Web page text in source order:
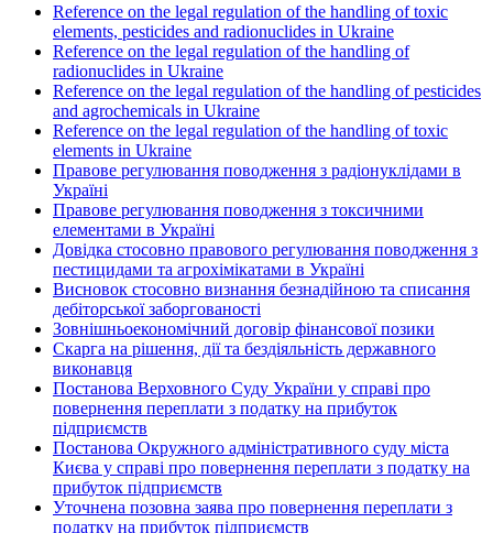
Reference on the legal regulation of the handling of toxic
elements, pesticides and radionuclides in Ukraine
Reference on the legal regulation of the handling of
radionuclides in Ukraine
Reference on the legal regulation of the handling of pesticides
and agrochemicals in Ukraine
Reference on the legal regulation of the handling of toxic
elements in Ukraine
Правове регулювання поводження з радіонуклідами в
Україні
Правове регулювання поводження з токсичними
елементами в Україні
Довідка стосовно правового регулювання поводження з
пестицидами та агрохімікатами в Україні
Висновок стосовно визнання безнадійною та списання
дебіторської заборгованості
Зовнішньоекономічний договір фінансової позики
Скарга на рішення, дії та бездіяльність державного
виконавця
Постанова Верховного Суду України у справі про
повернення переплати з податку на прибуток
підприємств
Постанова Окружного адміністративного суду міста
Києва у справі про повернення переплати з податку на
прибуток підприємств
Уточнена позовна заява про повернення переплати з
податку на прибуток підприємств